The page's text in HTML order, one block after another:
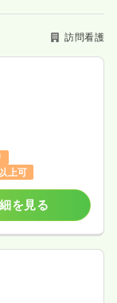
訪問看護
上可
を見る